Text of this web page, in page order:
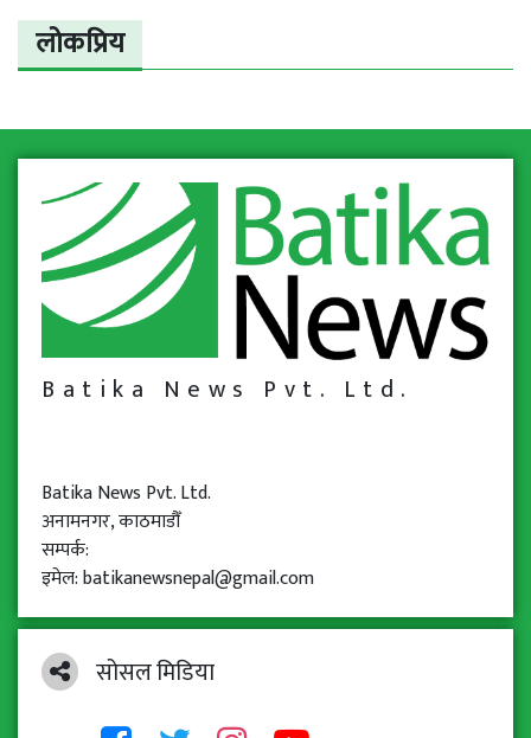
लोकप्रिय
Batika News Pvt. Ltd.
Batika News Pvt. Ltd.
अनामनगर, काठमाडौँ
सम्पर्क:
इमेल: batikanewsnepal@gmail.com
सोसल मिडिया